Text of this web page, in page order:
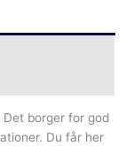
borger for god
Du får her